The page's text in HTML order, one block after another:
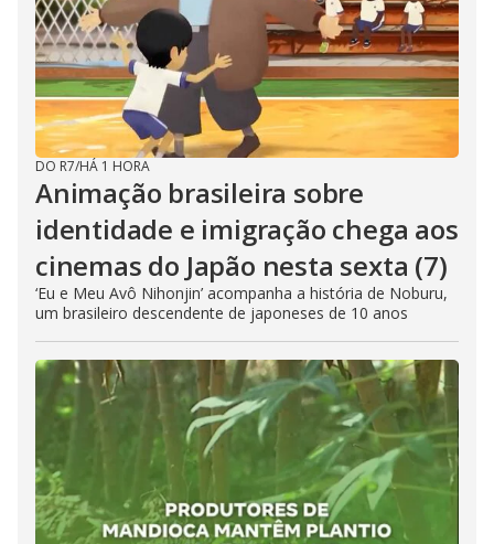
DO R7/HÁ 1 HORA
Animação brasileira sobre
identidade e imigração chega aos
cinemas do Japão nesta sexta (7)
‘Eu e Meu Avô Nihonjin’ acompanha a história de Noburu,
um brasileiro descendente de japoneses de 10 anos